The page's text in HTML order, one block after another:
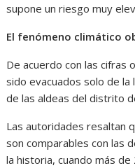
supone un riesgo muy
El fenómeno climático
De acuerdo con las cifras
sido evacuados solo de la
de las aldeas del distrito
Las autoridades resaltan
son comparables con las
la historia, cuando más